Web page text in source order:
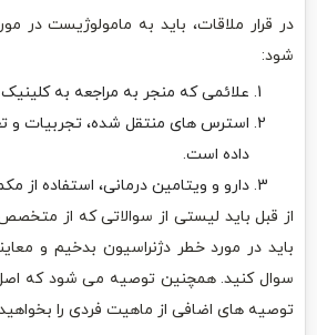
در قرار ملاقات، باید به مامولوژیست در
شود:
علائمی که منجر به مراجعه به
استرس های منتقل شده، تجربیات و
داده است.
دارو و ویتامین درمانی، استفاده از
از قبل باید لیستی از سوالاتی که از متخصص
باید در مورد خطر دژنراسیون بدخیم و
سوال کنید. همچنین توصیه می شود که
توصیه های اضافی از ماهیت فردی را